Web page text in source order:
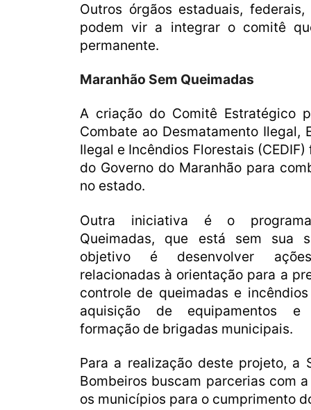
Outros órgãos estaduais,
podem vir a integrar o comitê
permanente.
Maranhão Sem Queimadas
A criação do Comitê Estratégico
Combate ao Desmatamento Ilegal,
Ilegal e Incêndios Florestais
do Governo do Maranhão para
no estado.
Outra iniciativa é o
Queimadas, que está sem sua
objetivo é desenvolver ações
relacionadas à orientação para a
controle de queimadas e
aquisição de equipamentos e
formação de brigadas municipais.
Para a realização deste projeto, a
Bombeiros buscam parcerias com
os municípios para o cumprimento